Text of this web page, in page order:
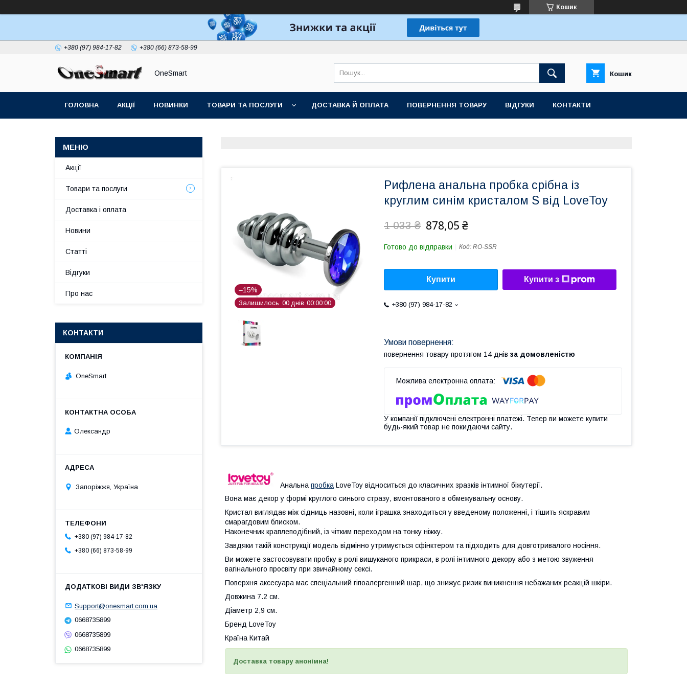
Кошик
+380 (97) 984-17-82 +380 (66) 873-58-99
OneSmart Кошик
ГОЛОВНА АКЦІЇ НОВИНКИ ТОВАРИ ТА ПОСЛУГИ ДОСТАВКА Й ОПЛАТА ПОВЕРНЕННЯ ТОВАРУ ВІДГУКИ КОНТАКТИ
–15%
Залишилось 00 днів 00 00 00
Рифлена анальна пробка срібна із
круглим синім кристалом S від LoveToy
1 033 ₴ 878,05 ₴
Готово до відправки Код: RO-SSR
Купити Купити з
+380 (97) 984-17-82
повернення товару протягом 14 днів за домовленістю
У компанії підключені електронні платежі. Тепер ви можете купити
будь-який товар не покидаючи сайту.
Анальна пробка LoveToy відноситься до класичних зразків інтимної біжутерії.
Вона має декор у формі круглого синього стразу, вмонтованого в обмежувальну основу.
Кристал виглядає між сідниць назовні, коли іграшка знаходиться у введеному положенні, і тішить яскравим
смарагдовим блиском.
Наконечник краплеподібний, із чітким переходом на тонку ніжку.
Завдяки такій конструкції модель відмінно утримується сфінктером та підходить для довготривалого носіння.
Ви можете застосовувати пробку в ролі вишуканого прикраси, в ролі інтимного декору або з метою звуження
вагінального просвіту при звичайному сексі.
Поверхня аксесуара має спеціальний гіпоалергенний шар, що знижує ризик виникнення небажаних реакцій шкіри.
Довжина 7.2 см.
Діаметр 2,9 см.
Бренд LoveToy
Країна Китай
Доставка товару анонімна!
Акції
Товари та послуги
Доставка і оплата
Новини
Статті
Відгуки
Про нас
КОНТАКТИ
OneSmart
Олександр
Запоріжжя, Україна
+380 (97) 984-17-82
+380 (66) 873-58-99
Support@onesmart.com.ua
0668735899
0668735899
0668735899